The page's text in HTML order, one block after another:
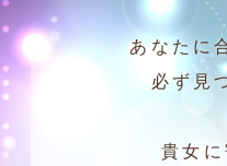
あなたに
必ず見
貴女に